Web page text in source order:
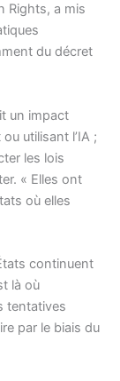
Rights, a mis
du décret
un impact
utilisant l’IA ;
les lois
« Elles ont
où elles
continuent
là où
tentatives
par le biais du